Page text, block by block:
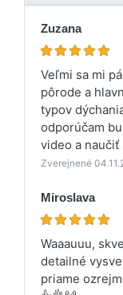
Zuzana
Veľmi sa mi
pôrode a
typov
odporúčam
video a naučiť
Zverejnené
Miroslava
Waaauuu,
detailné
priame